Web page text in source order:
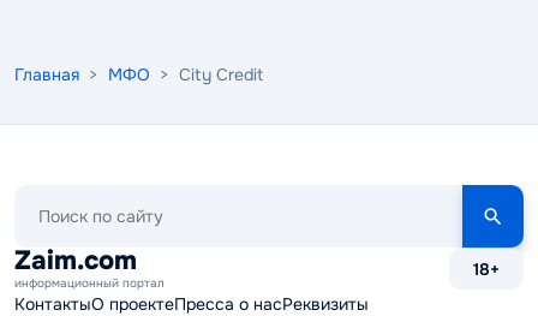
Главная > МФО > City Credit
сайту
Zaim.com
информационный портал
18+
КонтактыО проектеПресса о насРеквизиты